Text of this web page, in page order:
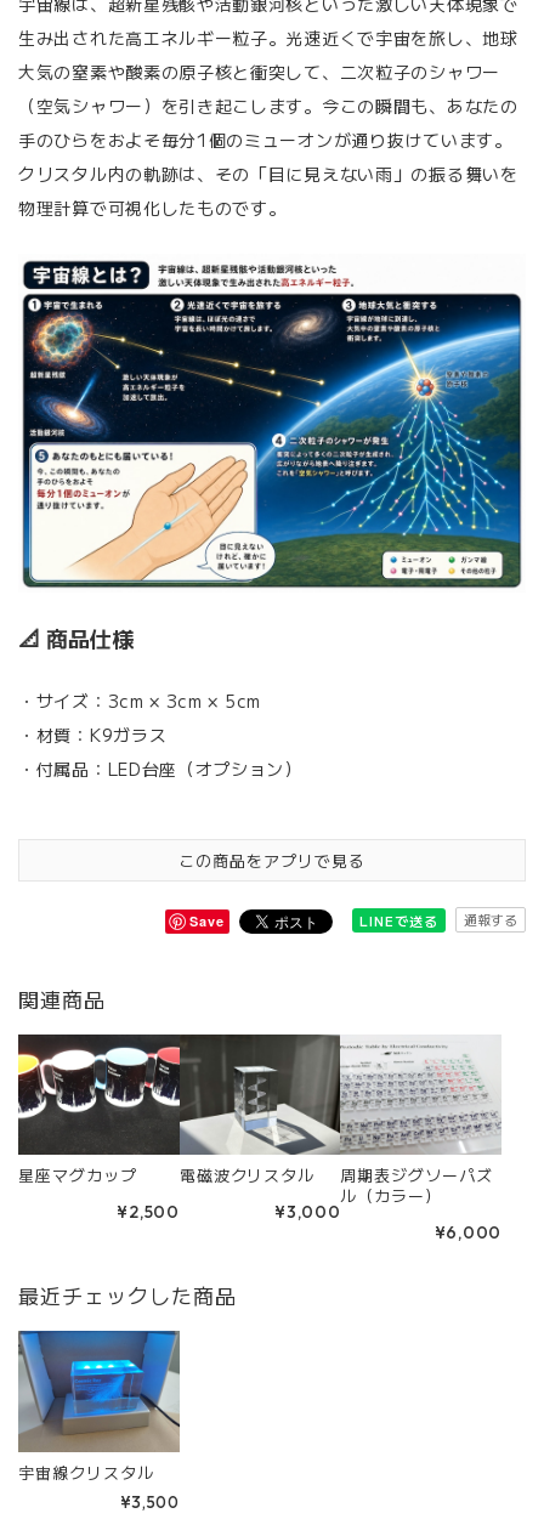
生み出された高エネルギー粒子。光速近くで宇宙を旅し、地球
大気の窒素や酸素の原子核と衝突して、二次粒子のシャワー
（空気シャワー）を引き起こします。今この瞬間も、あなたの
手のひらをおよそ毎分1個のミューオンが通り抜けています。
クリスタル内の軌跡は、その「目に見えない雨」の振る舞いを
物理計算で可視化したものです。
📐 商品仕様
・サイズ：3cm × 3cm × 5cm
・材質：K9ガラス
・付属品：LED台座（オプション）
この商品をアプリで見る
Save LINEで送る 通報する
関連商品
星座マグカップ
¥2,500
電磁波クリスタル
¥3,000
周期表ジグソーパズ
ル（カラー）
¥6,000
最近チェックした商品
宇宙線クリスタル
¥3,500